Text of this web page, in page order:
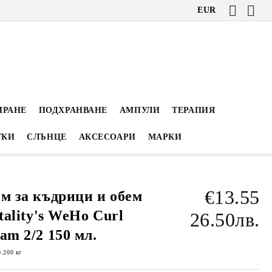
EUR
ПОДХРАНВАНЕ АМПУЛИ ТЕРАПИЯ
СЛЪНЦЕ АКСЕСОАРИ МАРКИ
за къдрици и обем
WeHo Curl
2/2 150 мл.
€13.55
26.50лв.
кг